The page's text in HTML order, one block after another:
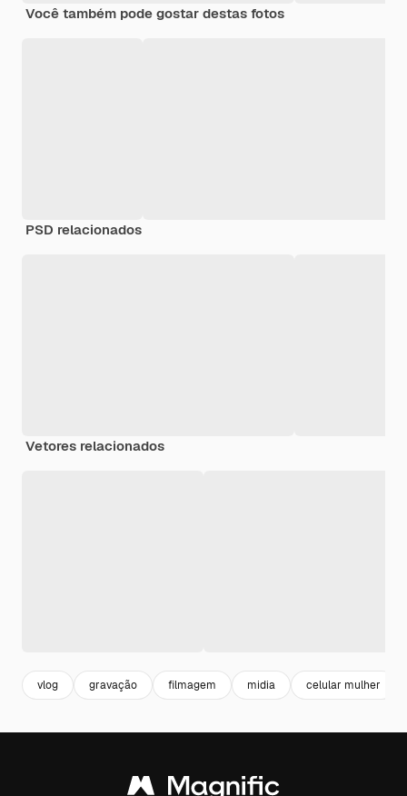
Você também pode gostar destas fotos
PSD relacionados
Vetores relacionados
vlog gravação filmagem midia celular mulher